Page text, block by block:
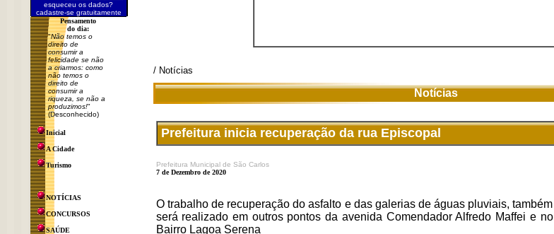
esqueceu os dados?
cadastre-se gratuitamente
Pensamento
do dia:
"Não temos o
direito de
consumir a
felicidade se não
a criarmos: como
não temos o
direito de
consumir a
riqueza, se não a
produzimos!"
(Desconhecido)
Inicial
A Cidade
Turismo
NOTÍCIAS
CONCURSOS
SAÚDE
/ Notícias
Notícias
Prefeitura inicia recuperação da rua Episcopal
Prefeitura Municipal de São Carlos
7 de Dezembro de 2020
O trabalho de recuperação do asfalto e das galerias de águas pluviais, também
será realizado em outros pontos da avenida Comendador Alfredo Maffei e no
Bairro Lagoa Serena